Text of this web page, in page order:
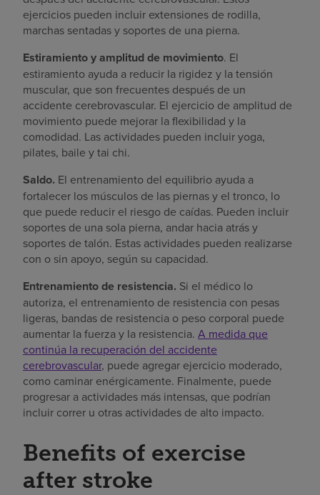
ejercicios pueden incluir extensiones de rodilla,
marchas sentadas y soportes de una pierna.
Estiramiento y amplitud de movimiento. El
estiramiento ayuda a reducir la rigidez y la tensión
muscular, que son frecuentes después de un
accidente cerebrovascular. El ejercicio de amplitud de
movimiento puede mejorar la flexibilidad y la
comodidad. Las actividades pueden incluir yoga,
pilates, baile y tai chi.
Saldo. El entrenamiento del equilibrio ayuda a
fortalecer los músculos de las piernas y el tronco, lo
que puede reducir el riesgo de caídas. Pueden incluir
soportes de una sola pierna, andar hacia atrás y
soportes de talón. Estas actividades pueden realizarse
con o sin apoyo, según su capacidad.
Entrenamiento de resistencia. Si el médico lo
autoriza, el entrenamiento de resistencia con pesas
ligeras, bandas de resistencia o peso corporal puede
aumentar la fuerza y la resistencia. A medida que
continúa la recuperación del accidente
cerebrovascular, puede agregar ejercicio moderado,
como caminar enérgicamente. Finalmente, puede
progresar a actividades más intensas, que podrían
incluir correr u otras actividades de alto impacto.
Benefits of exercise
after stroke